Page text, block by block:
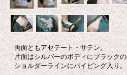
両面ともアセテート・サテン。
片面はシルバーのボディにブラック
ショルダーラインにパイピング入り。